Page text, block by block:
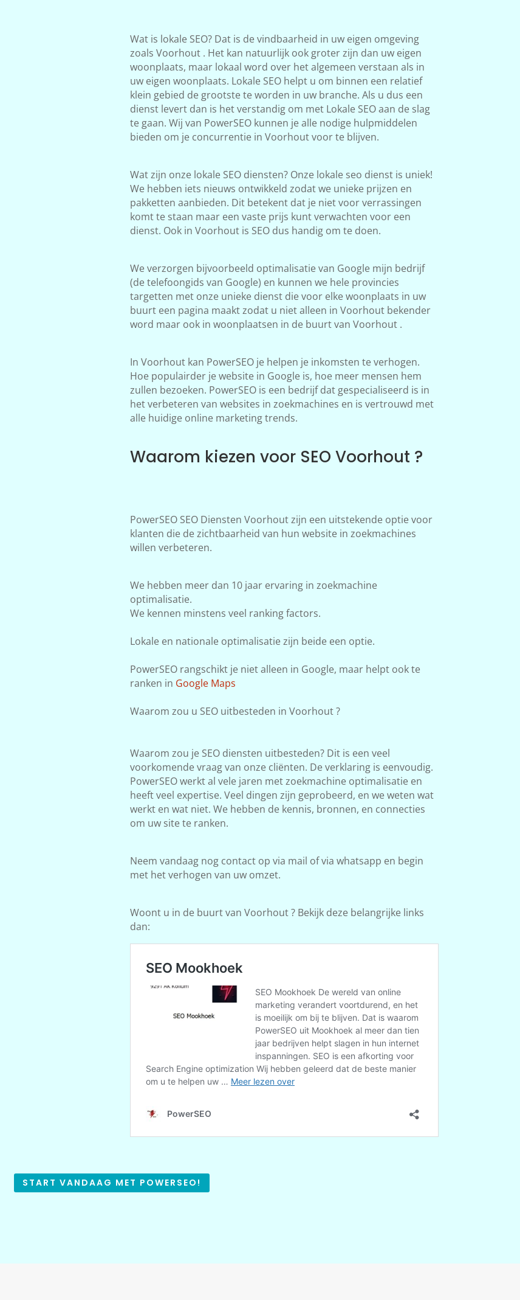
Wat is lokale SEO? Dat is de vindbaarheid in uw eigen omgeving
zoals Voorhout . Het kan natuurlijk ook groter zijn dan uw eigen
woonplaats, maar lokaal word over het algemeen verstaan als in
uw eigen woonplaats. Lokale SEO helpt u om binnen een relatief
klein gebied de grootste te worden in uw branche. Als u dus een
dienst levert dan is het verstandig om met Lokale SEO aan de slag
te gaan. Wij van PowerSEO kunnen je alle nodige hulpmiddelen
bieden om je concurrentie in Voorhout voor te blijven.
Wat zijn onze lokale SEO diensten? Onze lokale seo dienst is uniek!
We hebben iets nieuws ontwikkeld zodat we unieke prijzen en
pakketten aanbieden. Dit betekent dat je niet voor verrassingen
komt te staan maar een vaste prijs kunt verwachten voor een
dienst. Ook in Voorhout is SEO dus handig om te doen.
We verzorgen bijvoorbeeld optimalisatie van Google mijn bedrijf
(de telefoongids van Google) en kunnen we hele provincies
targetten met onze unieke dienst die voor elke woonplaats in uw
buurt een pagina maakt zodat u niet alleen in Voorhout bekender
word maar ook in woonplaatsen in de buurt van Voorhout .
In Voorhout kan PowerSEO je helpen je inkomsten te verhogen.
Hoe populairder je website in Google is, hoe meer mensen hem
zullen bezoeken. PowerSEO is een bedrijf dat gespecialiseerd is in
het verbeteren van websites in zoekmachines en is vertrouwd met
alle huidige online marketing trends.
Waarom kiezen voor SEO Voorhout ?
PowerSEO SEO Diensten Voorhout zijn een uitstekende optie voor
klanten die de zichtbaarheid van hun website in zoekmachines
willen verbeteren.
We hebben meer dan 10 jaar ervaring in zoekmachine
optimalisatie.
We kennen minstens veel ranking factors.
Lokale en nationale optimalisatie zijn beide een optie.
PowerSEO rangschikt je niet alleen in Google, maar helpt ook te
ranken in Google Maps
Waarom zou u SEO uitbesteden in Voorhout ?
Waarom zou je SEO diensten uitbesteden? Dit is een veel
voorkomende vraag van onze cliënten. De verklaring is eenvoudig.
PowerSEO werkt al vele jaren met zoekmachine optimalisatie en
heeft veel expertise. Veel dingen zijn geprobeerd, en we weten wat
werkt en wat niet. We hebben de kennis, bronnen, en connecties
om uw site te ranken.
Neem vandaag nog contact op via mail of via whatsapp en begin
met het verhogen van uw omzet.
Woont u in de buurt van Voorhout ? Bekijk deze belangrijke links
dan:
START VANDAAG MET POWERSEO!